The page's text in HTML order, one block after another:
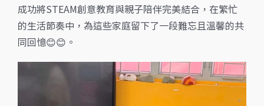
成功將STEAM創意教育與親子陪伴完美結合，在繁忙
的生活節奏中，為這些家庭留下了一段難忘且溫馨的共
同回憶😊😊。